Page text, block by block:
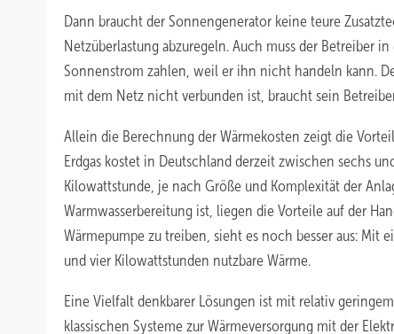
Dann braucht der Sonnengenerator keine teure
Netzüberlastung abzuregeln. Auch muss der Betreiber
Sonnenstrom zahlen, weil er ihn nicht handeln kann.
mit dem Netz nicht verbunden ist, braucht sein
Allein die Berechnung der Wärmekosten zeigt die
Erdgas kostet in Deutschland derzeit zwischen sechs
Kilowattstunde, je nach Größe und Komplexität der
Warmwasserbereitung ist, liegen die Vorteile auf der
Wärmepumpe zu treiben, sieht es noch besser aus:
und vier Kilowattstunden nutzbare Wärme.
Eine Vielfalt denkbarer Lösungen ist mit relativ
klassischen Systeme zur Wärmeversorgung mit der